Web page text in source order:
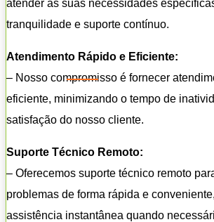
atender às suas necessidades
tranquilidade e suporte contínuo.
Atendimento Rápido e Eficiente:
– Nosso compromisso é fornecer
eficiente, minimizando o tempo de
satisfação do nosso cliente.
Suporte Técnico Remoto:
– Oferecemos suporte técnico remoto
problemas de forma rápida e
assistência instantânea quando